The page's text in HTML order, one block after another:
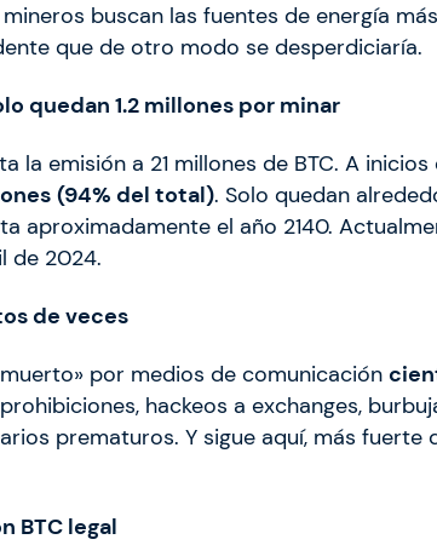
buscan las fuentes de energía
que de otro modo se desperdiciaría.
quedan 1.2 millones por minar
la emisión a 21 millones de BTC. A
(94% del total). Solo quedan
aproximadamente el año 2140.
de 2024.
de veces
por medios de comunicación
hackeos a exchanges,
prematuros. Y sigue aquí, más fuerte
BTC legal